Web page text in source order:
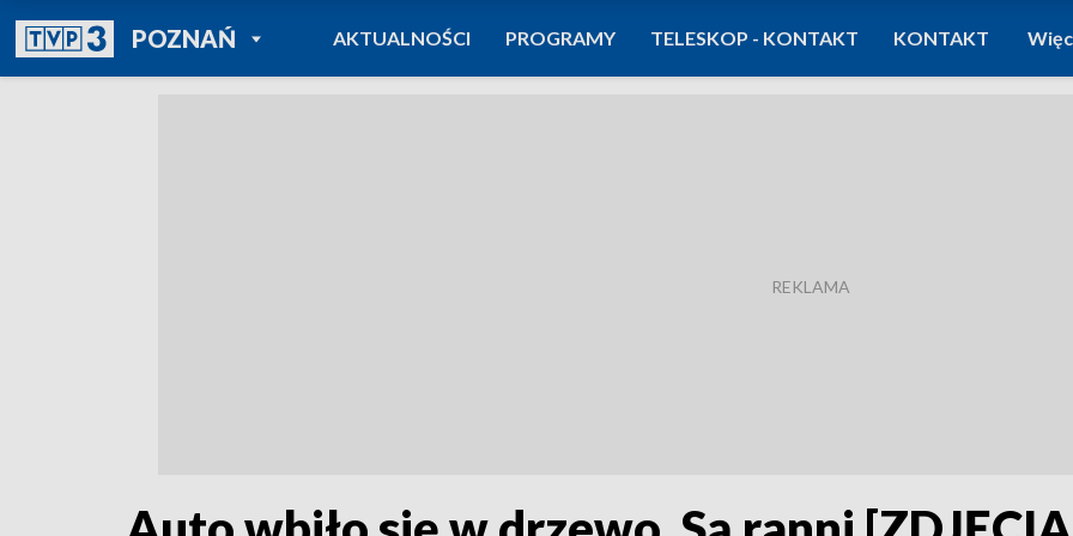
POZNAŃPOWRÓT DO
TVP REGIONY
AKTUALNOŚCI PROGRAMY TELESKOP - KONTAKT KONTAKT